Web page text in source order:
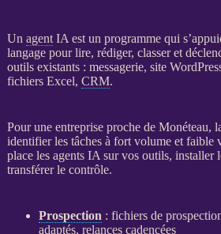
Un agent IA est un programme qui
langage pour lire, rédiger, classer et
outils existants : messagerie, site
fichiers Excel, CRM.
Pour une entreprise proche de Monéteau,
identifier les tâches à fort volume et faible
place les agents IA sur vos outils, installer
transférer le contrôle.
Prospection : fichiers de
adaptés, relancescadencées